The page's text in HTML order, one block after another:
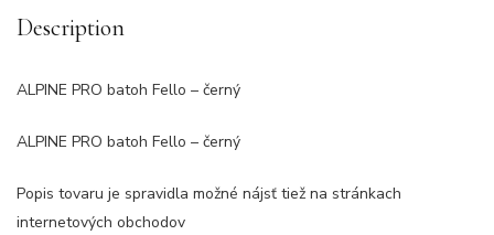
Description
ALPINE PRO batoh Fello – černý
ALPINE PRO batoh Fello – černý
Popis tovaru je spravidla možné nájsť tiež na stránkach
internetových obchodov